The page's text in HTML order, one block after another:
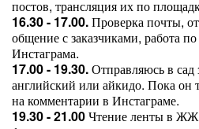
постов, трансляция их по
16.30 - 17.00.Проверка почты,
общение с заказчиками, работа
Инстаграма.
17.00 - 19.30.Отправляюсь в
английский или айкидо. Пока он
на комментарии в Инстаграме.
19.30 - 21.00Чтение ленты в